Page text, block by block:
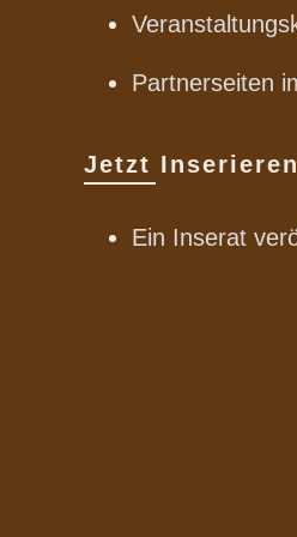
Partnerseiten
Jetzt Inserieren
Ein Inserat